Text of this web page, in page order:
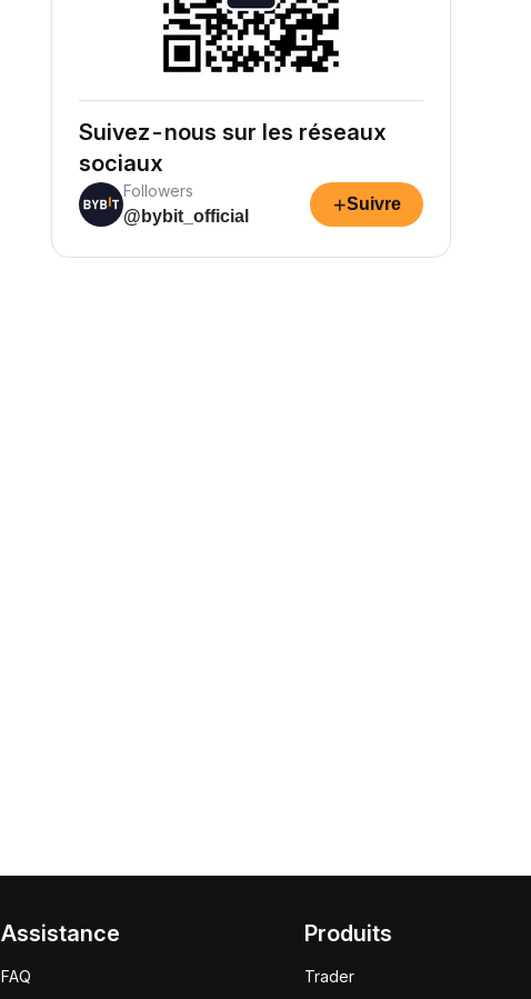
Suivez-nous sur les réseaux
sociaux
Followers
@bybit_official
+Suivre
Assistance
FAQ
Produits
Trader